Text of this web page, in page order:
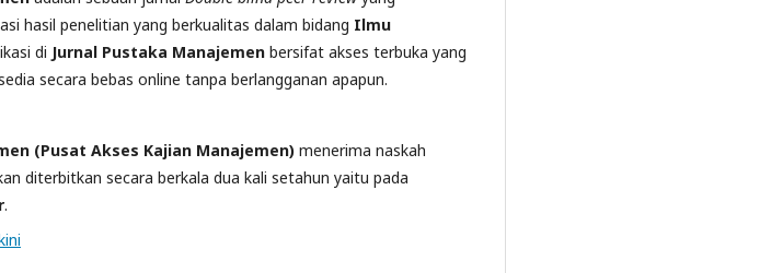
hasil penelitian yang berkualitas dalam bidang Ilmu
di Jurnal Pustaka Manajemen bersifat akses terbuka yang
secara bebas online tanpa berlangganan apapun.
(Pusat Akses Kajian Manajemen) menerima naskah
diterbitkan secara berkala dua kali setahun yaitu pada
.